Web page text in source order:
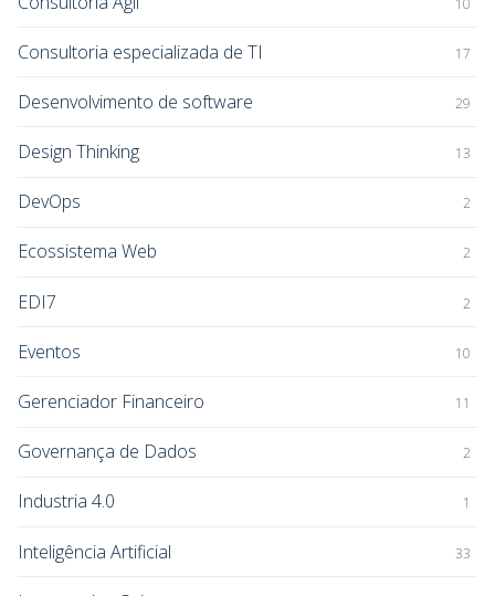
Consultoria especializada de TI 17
Desenvolvimento de software 29
Design Thinking 13
DevOps 2
Ecossistema Web 2
EDI7 2
Eventos 10
Gerenciador Financeiro 11
Governança de Dados 2
Industria 4.0 1
Inteligência Artificial 33